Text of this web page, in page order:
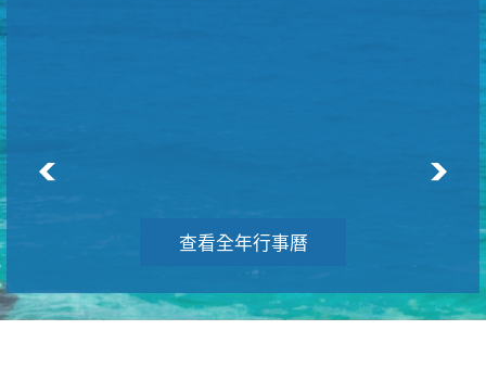
查看全年行事曆